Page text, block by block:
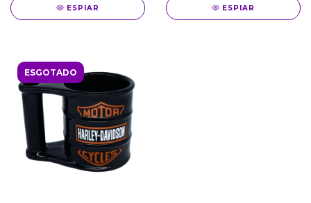
ESPIAR ESPIAR
ESGOTADO